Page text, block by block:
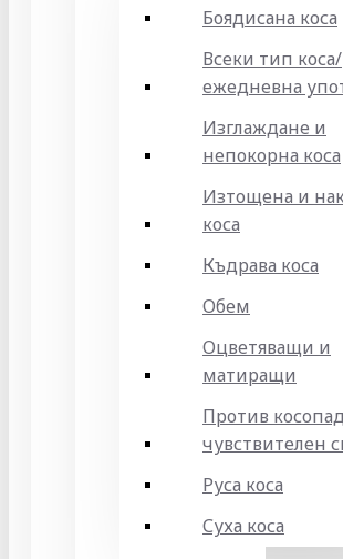
Боядисана коса
Всеки тип коса/
ежедневна
Изглаждане и
непокорна коса
Изтощена и
коса
Къдрава коса
Обем
Оцветяващи и
матиращи
Против
чувствителен
Руса коса
Суха коса